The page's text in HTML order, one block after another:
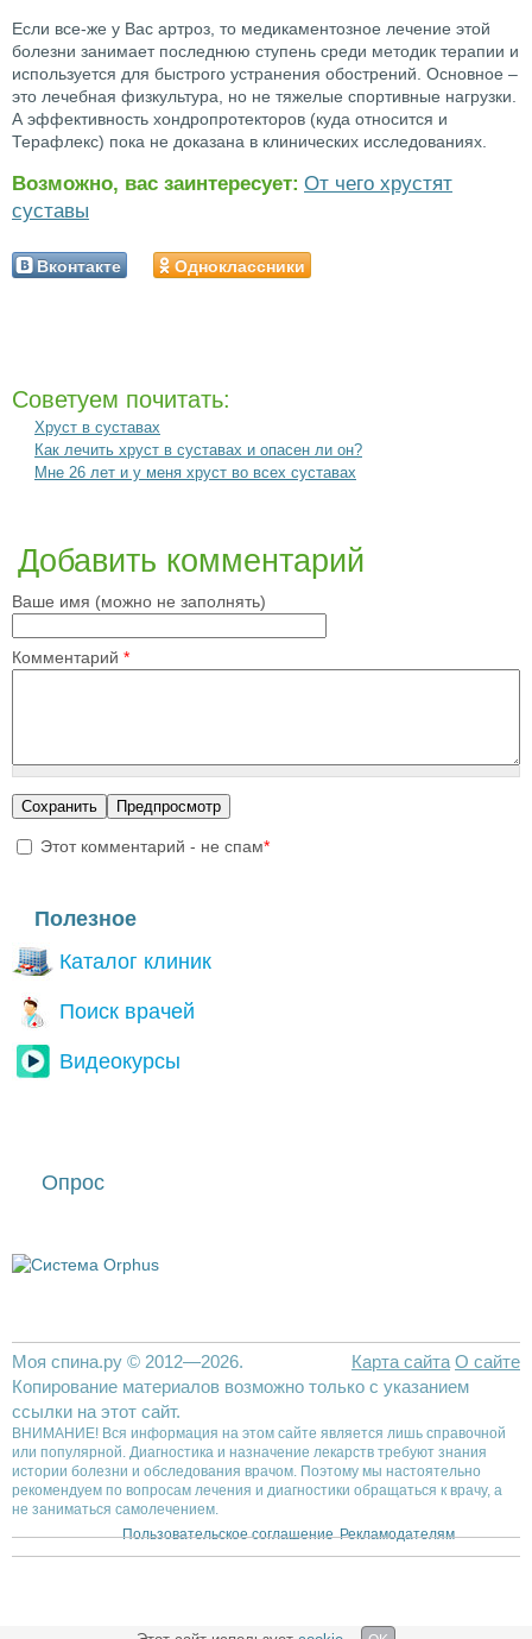
Если все-же у Вас артроз, то медикаментозное лечение этой
болезни занимает последнюю ступень среди методик терапии и
используется для быстрого устранения обострений. Основное –
это лечебная физкультура, но не тяжелые спортивные нагрузки.
А эффективность хондропротекторов (куда относится и
Терафлекс) пока не доказана в клинических исследованиях.
Возможно, вас заинтересует: От чего хрустят
суставы
Вконтакте Одноклассники
Советуем почитать:
Хруст в суставах
Как лечить хруст в суставах и опасен ли он?
Мне 26 лет и у меня хруст во всех суставах
Добавить комментарий
Ваше имя (можно не заполнять)
Комментарий *
Этот комментарий - не спам*
Полезное
Каталог клиник
Поиск врачей
Видеокурсы
Опрос
Карта сайта О сайте
Моя спина.ру © 2012—2026.
Копирование материалов возможно только с указанием
ссылки на этот сайт.
ВНИМАНИЕ! Вся информация на этом сайте является лишь справочной
или популярной. Диагностика и назначение лекарств требуют знания
истории болезни и обследования врачом. Поэтому мы настоятельно
рекомендуем по вопросам лечения и диагностики обращаться к врачу, а
не заниматься самолечением.
Пользовательское соглашение Рекламодателям